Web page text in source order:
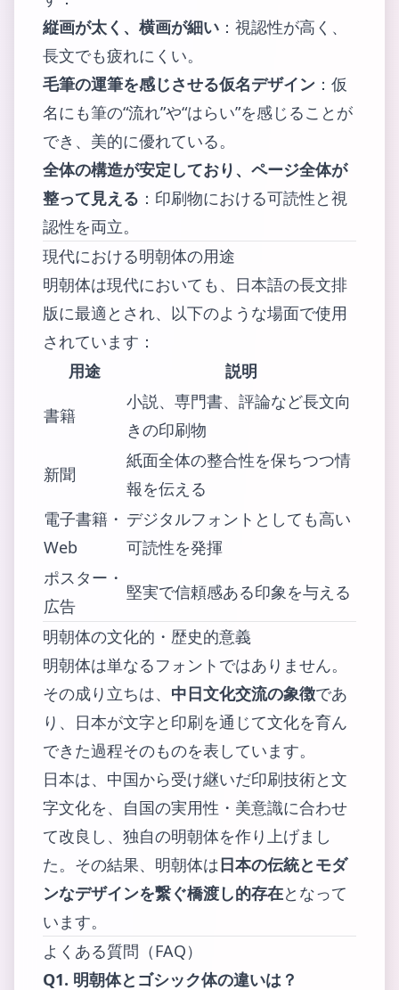
縦画が太く、横画が細い ：視認性が高く、
長文でも疲れにくい。
毛筆の運筆を感じさせる仮名デザイン ：仮
名にも筆の“流れ”や“はらい”を感じることが
でき、美的に優れている。
全体の構造が安定しており、ページ全体が
整って見える ：印刷物における可読性と視
認性を両立。
現代における明朝体の用途
明朝体は現代においても、日本語の長文排
版に最適とされ、以下のような場面で使用
されています：
用途
説明
書籍
小説、専門書、評論など長文向
きの印刷物
新聞
紙面全体の整合性を保ちつつ情
報を伝える
電子書籍・
Web
デジタルフォントとしても高い
可読性を発揮
ポスター・
広告
堅実で信頼感ある印象を与える
明朝体の文化的・歴史的意義
明朝体は単なるフォントではありません。
その成り立ちは、 中日文化交流の象徴であ
り、日本が文字と印刷を通じて文化を育ん
できた過程そのものを表しています。
日本は、中国から受け継いだ印刷技術と文
字文化を、自国の実用性・美意識に合わせ
て改良し、独自の明朝体を作り上げまし
た。その結果、明朝体は日本の伝統とモダ
ンなデザインを繋ぐ橋渡し的存在となって
います。
よくある質問（FAQ）
Q1. 明朝体とゴシック体の違いは？